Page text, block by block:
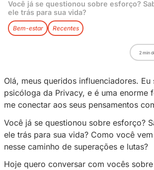
Do desafio à
ele trás para sua vida?
Bem-estar Recentes
Olá, meus queridos